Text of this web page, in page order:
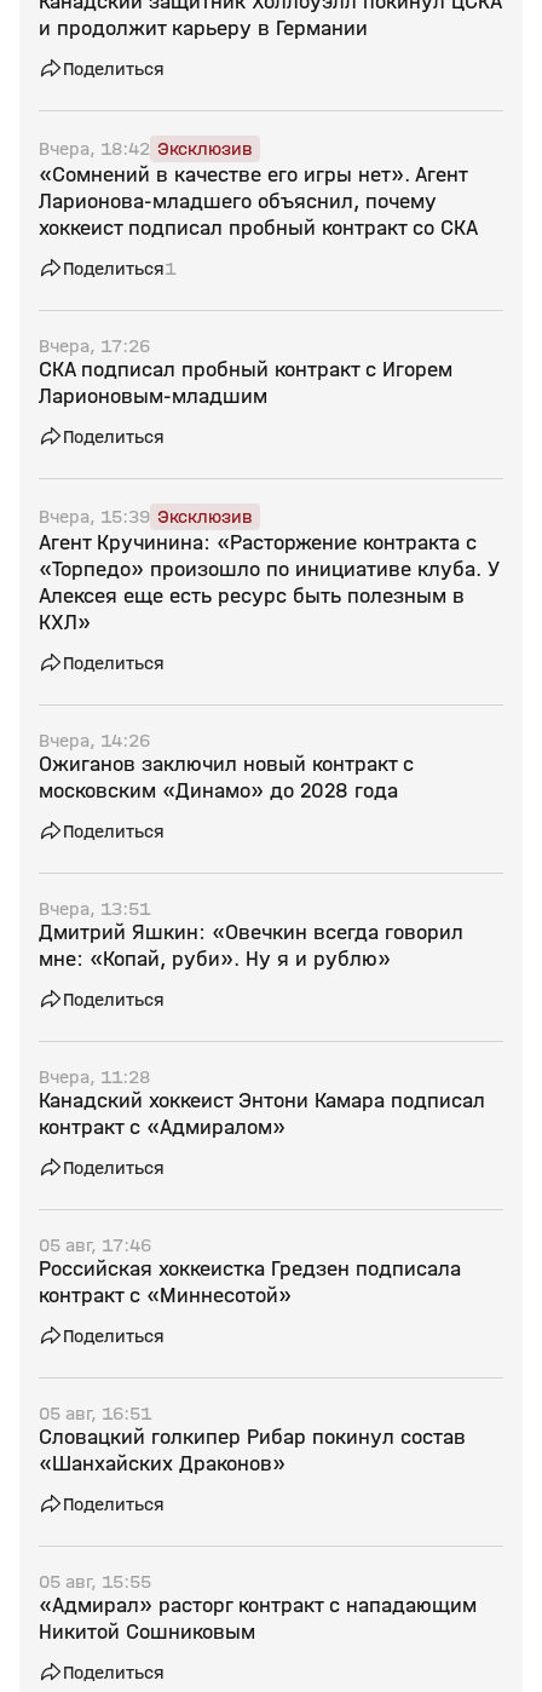
и продолжит карьеру в Германии
Поделиться
Вчера, 18:42 Эксклюзив
«Сомнений в качестве его игры нет». Агент
Ларионова‑младшего объяснил, почему
хоккеист подписал пробный контракт со СКА
Поделиться1
Вчера, 17:26
СКА подписал пробный контракт с Игорем
Ларионовым‑младшим
Поделиться
Вчера, 15:39 Эксклюзив
Агент Кручинина: «Расторжение контракта с
«Торпедо» произошло по инициативе клуба. У
Алексея еще есть ресурс быть полезным в
КХЛ»
Поделиться
Вчера, 14:26
Ожиганов заключил новый контракт с
московским «Динамо» до 2028 года
Поделиться
Вчера, 13:51
Дмитрий Яшкин: «Овечкин всегда говорил
мне: «Копай, руби». Ну я и рублю»
Поделиться
Вчера, 11:28
Канадский хоккеист Энтони Камара подписал
контракт с «Адмиралом»
Поделиться
05 авг, 17:46
Российская хоккеистка Гредзен подписала
контракт с «Миннесотой»
Поделиться
05 авг, 16:51
Словацкий голкипер Рибар покинул состав
«Шанхайских Драконов»
Поделиться
05 авг, 15:55
«Адмирал» расторг контракт с нападающим
Никитой Сошниковым
Поделиться